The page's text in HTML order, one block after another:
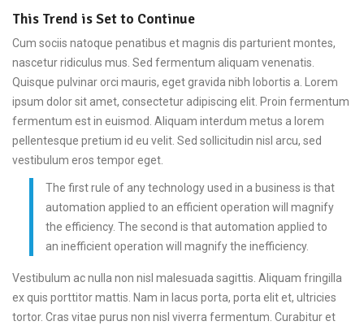
This Trend is Set to Continue
Cum sociis natoque penatibus et magnis dis parturient montes,
nascetur ridiculus mus. Sed fermentum aliquam venenatis.
Quisque pulvinar orci mauris, eget gravida nibh lobortis a. Lorem
ipsum dolor sit amet, consectetur adipiscing elit. Proin fermentum
fermentum est in euismod. Aliquam interdum metus a lorem
pellentesque pretium id eu velit. Sed sollicitudin nisl arcu, sed
vestibulum eros tempor eget.
The first rule of any technology used in a business is that
automation applied to an efficient operation will magnify
the efficiency. The second is that automation applied to
an inefficient operation will magnify the inefficiency.
Vestibulum ac nulla non nisl malesuada sagittis. Aliquam fringilla
ex quis porttitor mattis. Nam in lacus porta, porta elit et, ultricies
tortor. Cras vitae purus non nisl viverra fermentum. Curabitur et